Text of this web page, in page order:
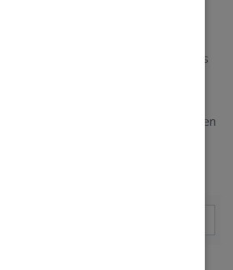
son savoir-faire de corsetier depuis
met naturellement en valeur les
sont soigneusement
apporter un confort constant tout en
le modèle de soutien gorge
croisé Playtex.